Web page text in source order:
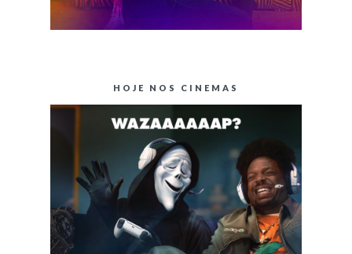
HOJE NOS CINEMAS